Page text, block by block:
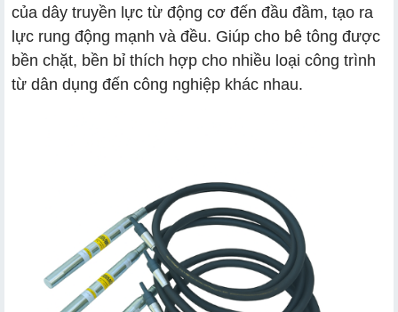
a, Sử dụng đúng cách:
b, Đảm bảo bảo quản tốt sau khi sử dụng:
C, Nên kiểm tra định kỳ:
của dây truyền lực từ động cơ đến đầu đầm, tạo ra
lực rung động mạnh và đều. Giúp cho bê tông được
bền chặt, bền bỉ thích hợp cho nhiều loại công trình
từ dân dụng đến công nghiệp khác nhau.